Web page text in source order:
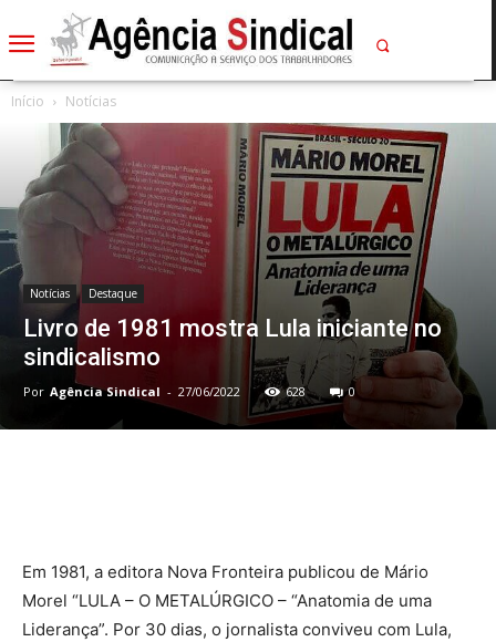
Início Notícias
Notícias Destaque
Livro de 1981 mostra Lula iniciante no
sindicalismo
Por Agência Sindical - 27/06/2022 628 0
Em 1981, a editora Nova Fronteira publicou de Mário
Morel “LULA – O METALÚRGICO – “Anatomia de uma
Liderança”. Por 30 dias, o jornalista conviveu com Lula,